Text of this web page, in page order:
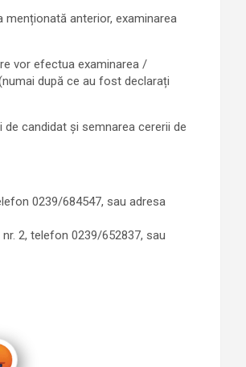
menționată anterior, examinarea
vor efectua examinarea /
după ce au fost declarați
candidat și semnarea cererii de
0239/684547, sau adresa
2, telefon 0239/652837, sau